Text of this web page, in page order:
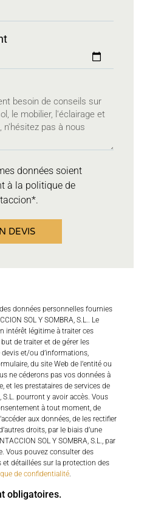
données soient
à la politique de
DEVIS
données personnelles fournies
SOL Y SOMBRA, S.L.. Le
intérêt légitime à traiter ces
de traiter et de gérer les
et/ou d’informations,
du site Web de l’entité ou
ne céderons pas vos données à
et les prestataires de services de
S.L. pourront y avoir accès. Vous
à tout moment, de
aux données, de les rectifier
droits, par le biais d’une
SOL Y SOMBRA, S.L., par
Vous pouvez consulter des
détaillées sur la protection des
de confidentialité.
obligatoires.